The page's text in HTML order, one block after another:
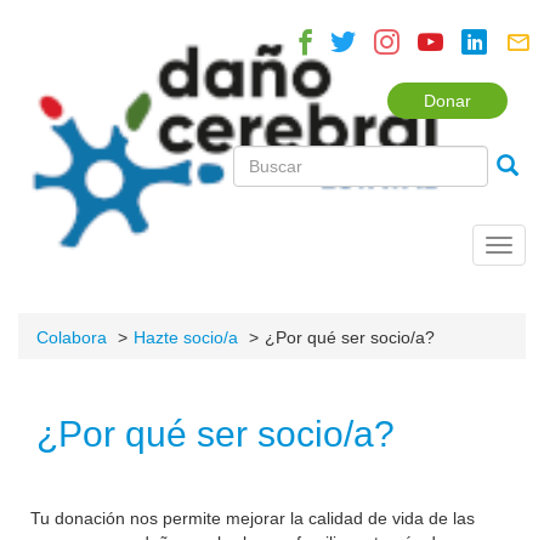
Donar
Colabora Hazte socio/a ¿Por qué ser socio/a?
¿Por qué ser socio/a?
Tu donación nos permite mejorar la calidad de vida de las